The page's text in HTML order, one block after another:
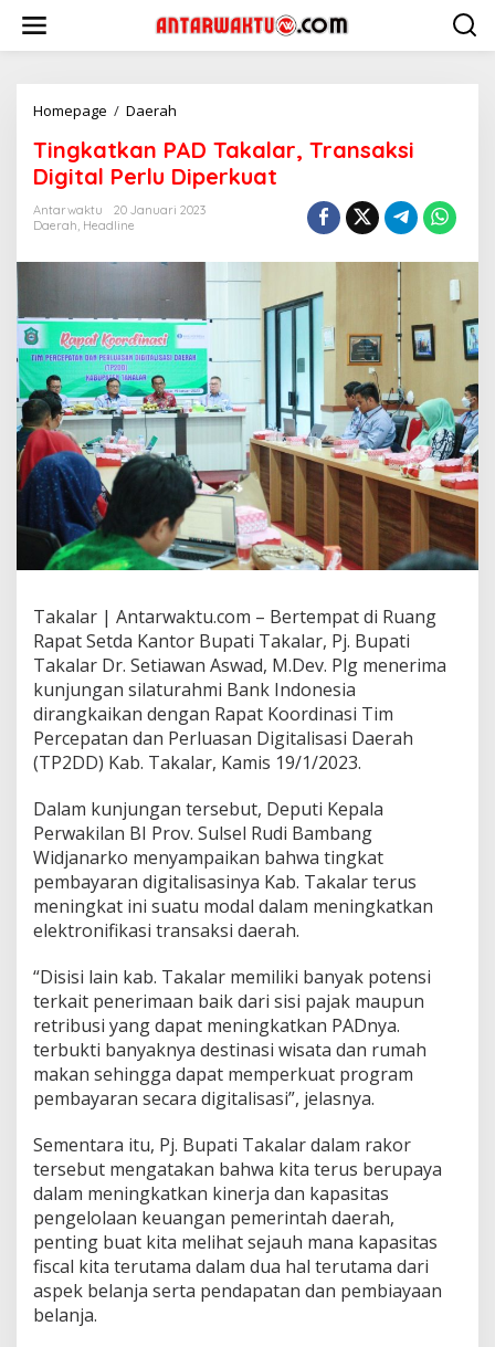
konten
Homepage / Daerah
Takalar,
Transaksi
Digital
Perlu
Tingkatkan PAD Takalar, Transaksi
Digital Perlu Diperkuat
Antarwaktu
20 Januari 2023
Daerah, Headline
Takalar | Antarwaktu.com – Bertempat di Ruang
Rapat Setda Kantor Bupati Takalar, Pj. Bupati
Takalar Dr. Setiawan Aswad, M.Dev. Plg menerima
kunjungan silaturahmi Bank Indonesia
dirangkaikan dengan Rapat Koordinasi Tim
Percepatan dan Perluasan Digitalisasi Daerah
(TP2DD) Kab. Takalar, Kamis 19/1/2023.
Dalam kunjungan tersebut, Deputi Kepala
Perwakilan BI Prov. Sulsel Rudi Bambang
Widjanarko menyampaikan bahwa tingkat
pembayaran digitalisasinya Kab. Takalar terus
meningkat ini suatu modal dalam meningkatkan
elektronifikasi transaksi daerah.
“Disisi lain kab. Takalar memiliki banyak potensi
terkait penerimaan baik dari sisi pajak maupun
retribusi yang dapat meningkatkan PADnya.
terbukti banyaknya destinasi wisata dan rumah
makan sehingga dapat memperkuat program
pembayaran secara digitalisasi”, jelasnya.
Sementara itu, Pj. Bupati Takalar dalam rakor
tersebut mengatakan bahwa kita terus berupaya
dalam meningkatkan kinerja dan kapasitas
pengelolaan keuangan pemerintah daerah,
penting buat kita melihat sejauh mana kapasitas
fiscal kita terutama dalam dua hal terutama dari
aspek belanja serta pendapatan dan pembiayaan
belanja.